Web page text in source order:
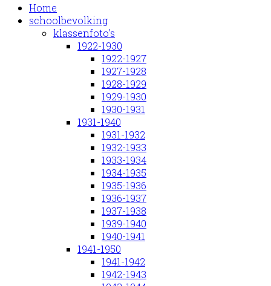
Home
schoolbevolking
klassenfoto's
1922-1930
1922-1927
1927-1928
1928-1929
1929-1930
1930-1931
1931-1940
1931-1932
1932-1933
1933-1934
1934-1935
1935-1936
1936-1937
1937-1938
1939-1940
1940-1941
1941-1950
1941-1942
1942-1943